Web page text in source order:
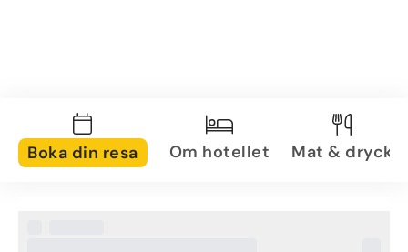
Boka din resa Om hotellet Mat & dryck